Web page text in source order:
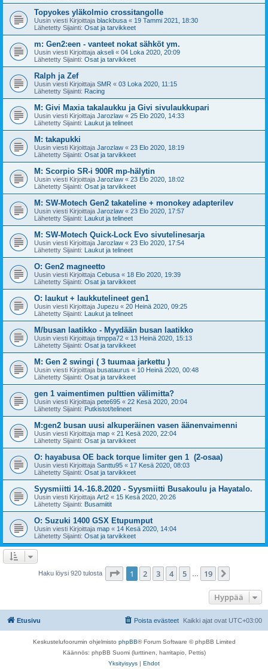
Topyokes yläkolmio crossitangolle
Uusin viesti Kirjoittaja blackbusa « 19 Tammi 2021, 18:30
Lähetetty Sijainti: Osat ja tarvikkeet
m: Gen2:een - vanteet nokat sähköt ym.
Uusin viesti Kirjoittaja akseli « 04 Loka 2020, 20:09
Lähetetty Sijainti: Osat ja tarvikkeet
Ralph ja Zef
Uusin viesti Kirjoittaja SMR « 03 Loka 2020, 11:15
Lähetetty Sijainti: Racing
M: Givi Maxia takalaukku ja Givi sivulaukkupari
Uusin viesti Kirjoittaja Jarozlaw « 25 Elo 2020, 14:33
Lähetetty Sijainti: Laukut ja telineet
M: takapukki
Uusin viesti Kirjoittaja Jarozlaw « 23 Elo 2020, 18:19
Lähetetty Sijainti: Osat ja tarvikkeet
M: Scorpio SR-i 900R mp-hälytin
Uusin viesti Kirjoittaja Jarozlaw « 23 Elo 2020, 18:02
Lähetetty Sijainti: Osat ja tarvikkeet
M: SW-Motech Gen2 takateline + monokey adapterilev
Uusin viesti Kirjoittaja Jarozlaw « 23 Elo 2020, 17:57
Lähetetty Sijainti: Laukut ja telineet
M: SW-Motech Quick-Lock Evo sivutelinesarja
Uusin viesti Kirjoittaja Jarozlaw « 23 Elo 2020, 17:54
Lähetetty Sijainti: Laukut ja telineet
O: Gen2 magneetto
Uusin viesti Kirjoittaja Cebusa « 18 Elo 2020, 19:39
Lähetetty Sijainti: Osat ja tarvikkeet
O: laukut + laukkutelineet gen1
Uusin viesti Kirjoittaja Jupezu « 20 Heinä 2020, 09:25
Lähetetty Sijainti: Laukut ja telineet
M/busan laatikko - Myydään busan laatikko
Uusin viesti Kirjoittaja timppa72 « 13 Heinä 2020, 15:13
Lähetetty Sijainti: Osat ja tarvikkeet
M: Gen 2 swingi ( 3 tuumaa jarkettu )
Uusin viesti Kirjoittaja busataurus « 10 Heinä 2020, 00:48
Lähetetty Sijainti: Osat ja tarvikkeet
gen 1 vaimentimen pulttien välimitta?
Uusin viesti Kirjoittaja pete695 « 22 Kesä 2020, 20:04
Lähetetty Sijainti: Putkistot/telineet
M:gen2 busan uusi alkuperäinen vasen äänenvaimenni
Uusin viesti Kirjoittaja map « 21 Kesä 2020, 22:04
Lähetetty Sijainti: Osat ja tarvikkeet
O: hayabusa OE back torque limiter gen 1 (2-osaa)
Uusin viesti Kirjoittaja Santtu95 « 17 Kesä 2020, 08:03
Lähetetty Sijainti: Osat ja tarvikkeet
Syysmiitti 14.-16.8.2020 - Syysmiitti Busakoulu ja Hayatalo.
Uusin viesti Kirjoittaja Art2 « 15 Kesä 2020, 20:26
Lähetetty Sijainti: Busamiitit
O: Suzuki 1400 GSX Etupumput
Uusin viesti Kirjoittaja map « 14 Kesä 2020, 14:04
Lähetetty Sijainti: Osat ja tarvikkeet
Haku löysi 920 tulosta Sivu /19
1 2 3 4 5 19
Hyppää
Etusivu Kaikki ajat ovat UTC+03:00
Poista evästeet
Keskustelufoorumin ohjelmisto phpBB® Forum Software © phpBB Limited
Käännös: phpBB Suomi (lurttinen, harritapio, Pettis)
Yksityisyys | Ehdot